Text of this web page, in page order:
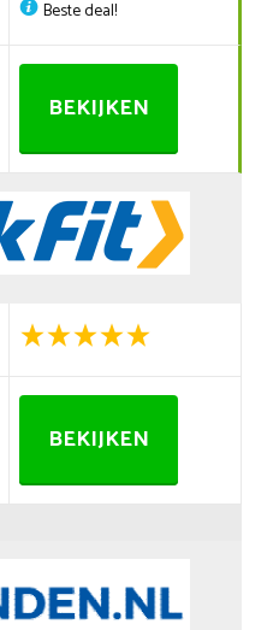
Beste deal!
BEKIJKEN
BEKIJKEN